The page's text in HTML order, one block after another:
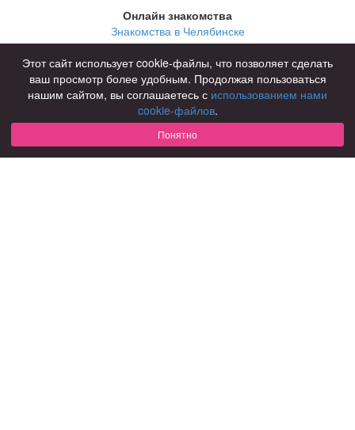
Онлайн знакомства
Знакомства в Челябинске
Знакомства в Омске
Знакомства в Нижнем Новгороде
Для чего
для брака и создания семьи
для любви и с/о
для дружбы
Этот сайт использует cookie-файлы, что позволяет сделать
ваш просмотр более удобным. Продолжая пользоваться
нашим сайтом, вы соглашаетесь с использованием нами
cookie-файлов.
Понятно